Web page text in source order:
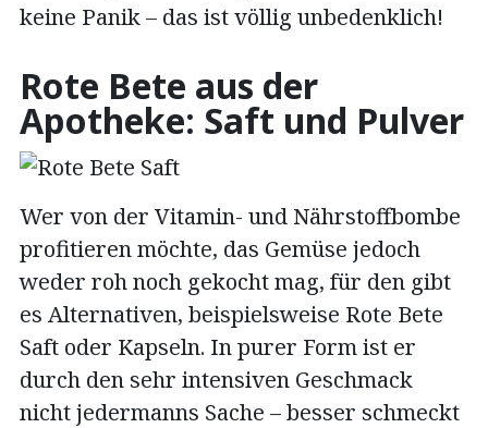
keine Panik – das ist völlig unbedenklich!
Rote Bete aus der
Apotheke: Saft und Pulver
Wer von der Vitamin- und Nährstoffbombe
profitieren möchte, das Gemüse jedoch
weder roh noch gekocht mag, für den gibt
es Alternativen, beispielsweise Rote Bete
Saft oder Kapseln. In purer Form ist er
durch den sehr intensiven Geschmack
nicht jedermanns Sache – besser schmeckt